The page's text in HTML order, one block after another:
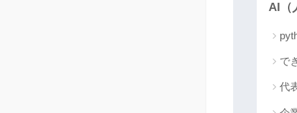
AI（
で
代